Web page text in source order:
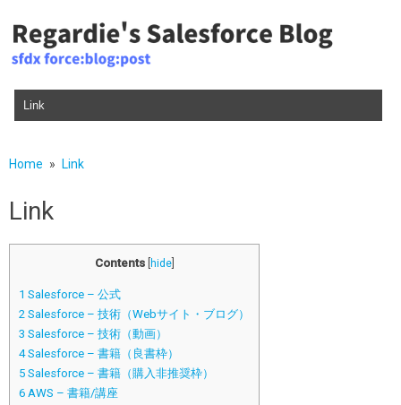
Skip to content
Home Link
Link
Contents hide]
1 Salesforce – 公式
2 Salesforce – 技術（Webサイト・ブログ）
3 Salesforce – 技術（動画）
4Salesforce – 書籍（良書枠）
5 Salesforce – 書籍（購入非推奨枠）
6 AWS – 書籍/講座